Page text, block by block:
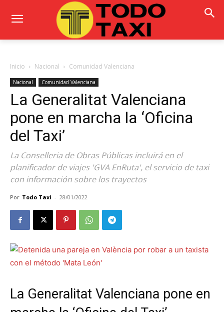
Inicio Nacional Comunidad Valenciana
Nacional Comunidad Valenciana
La Generalitat Valenciana
pone en marcha la ‘Oficina
del Taxi’
La Conselleria de Obras Públicas incluirá en el
planificador de viajes 'GVA EnRuta', el servicio de taxi
con información sobre los trayectos
Por Todo Taxi - 28/01/2022
La Generalitat Valenciana pone en